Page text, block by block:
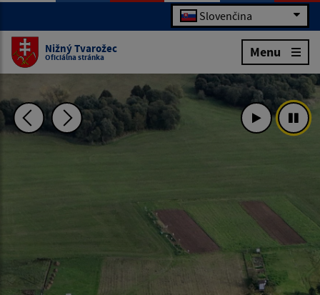
Slovenčina
Nižný Tvarožec
Oficiálna stránka Menu